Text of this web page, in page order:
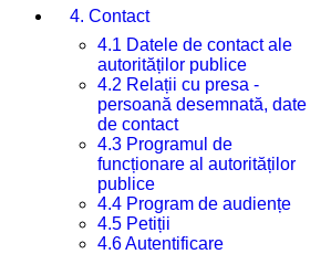
4. Contact
4.1 Datele de contact ale
autorităților publice
4.2 Relații cu presa -
persoană desemnată, date
de contact
4.3 Programul de
funcționare al autorităților
publice
4.4 Program de audiențe
4.5 Petiții
4.6 Autentificare